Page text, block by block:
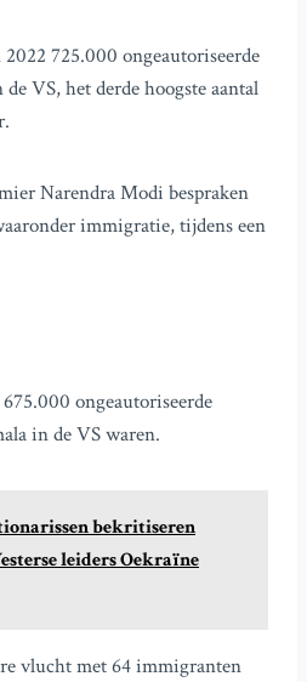
725.000 ongeautoriseerde
VS, het derde hoogste aantal
Narendra Modi bespraken
immigratie, tijdens een
ongeautoriseerde
in de VS waren.
bekritiseren
leiders Oekraïne
vlucht met 64 immigranten